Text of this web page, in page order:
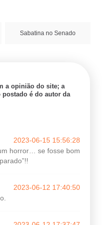
Sabatina no Senado
a opinião do site; a
é do autor da
2023-06-15 15:56:28
horror… se fosse bom
2023-06-12 17:40:50